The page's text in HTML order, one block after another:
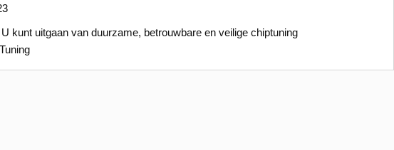
kunt uitgaan van duurzame, betrouwbare en veilige chiptuning